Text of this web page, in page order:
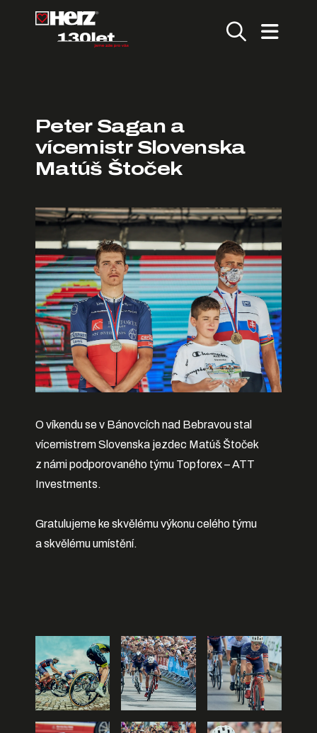
Peter Sagan a
vícemistr Slovenska
Matúš Štoček
O víkendu se v Bánovcích nad Bebravou stal
vícemistrem Slovenska jezdec Matúš Štoček
z námi podporovaného týmu Topforex – ATT
Investments.
Gratulujeme ke skvělému výkonu celého týmu
a skvělému umístění.